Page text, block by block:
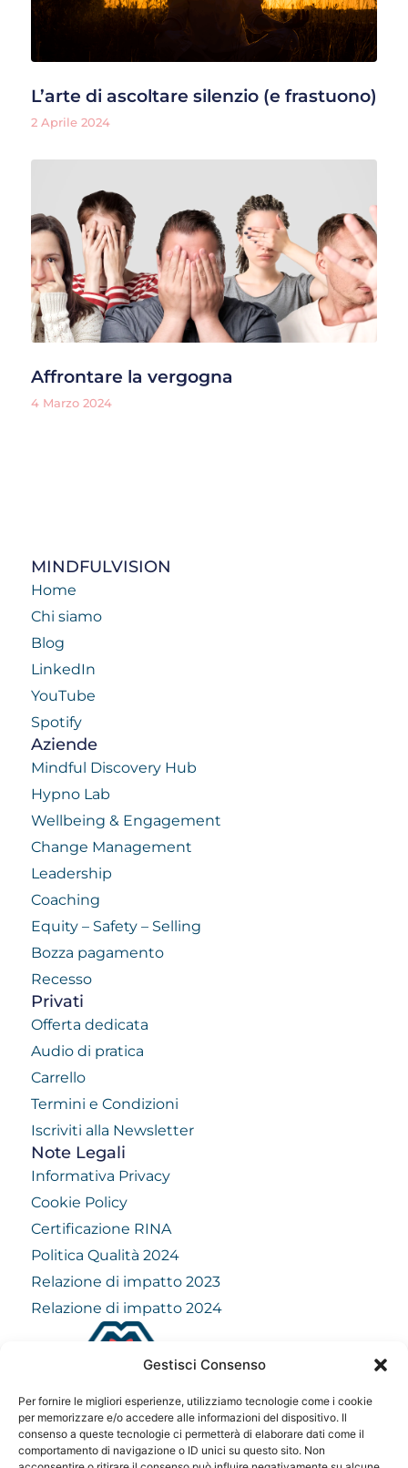
Gestisci Consenso
Per fornire le migliori esperienze, utilizziamo tecnologie come i cookie
per memorizzare e/o accedere alle informazioni del dispositivo. Il
consenso a queste tecnologie ci permetterà di elaborare dati come il
comportamento di navigazione o ID unici su questo sito. Non
L’arte di ascoltare silenzio (e frastuono)
2 Aprile 2024
Affrontare la vergogna
4 Marzo 2024
MINDFULVISION
Home
Chi siamo
Blog
LinkedIn
YouTube
Spotify
Aziende
Mindful Discovery Hub
Hypno Lab
Wellbeing & Engagement
Change Management
Leadership
Coaching
Equity – Safety – Selling
Bozza pagamento
Recesso
Privati
Offerta dedicata
Audio di pratica
Carrello
Termini e Condizioni
Iscriviti alla Newsletter
Note Legali
Informativa Privacy
Cookie Policy
Certificazione RINA
Politica Qualità 2024
Relazione di impatto 2023
Relazione di impatto 2024
info@mindfulvision.it
MindfulVision srl
“Società Benefit”
Via Monte Rosa 21, 20149, Milano